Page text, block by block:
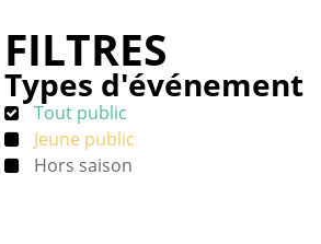
FILTRES
Types d'événement
Tout public
Jeune public
Hors saison